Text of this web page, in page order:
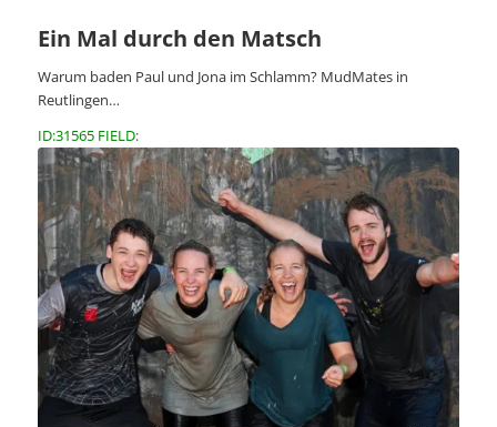
Ein Mal durch den Matsch
Warum baden Paul und Jona im Schlamm? MudMates in
Reutlingen…
ID:31565 FIELD: